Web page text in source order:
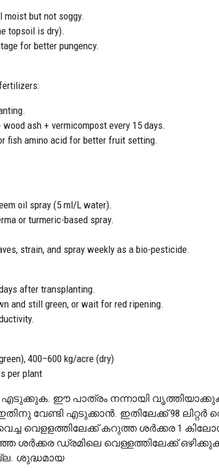
moist but not soggy.
topsoil is dry).
for better pungency.
ash + vermicompost every 15 days.
fish amino acid for better fruit setting.
oil spray (5 ml/L water).
or turmeric-based spray.
strain, and spray weekly as a bio-pesticide.
after transplanting.
and still green, or wait for red ripening.
400–600 kg/acre (dry)
per plant
ഈ പാത്രം നന്നായി വൃത്തിയാക്കുക.
വേണ്ടി എടുക്കാൻ. ഇതിലേക്ക് 98 ലിറ്റർ
വെളളത്തിലേക്ക് കറുത്ത ശർക്കര 1
ശർക്കര ഡ്രമിലെ വെള്ളത്തിലേക്ക്
ശുദ്ധമായ